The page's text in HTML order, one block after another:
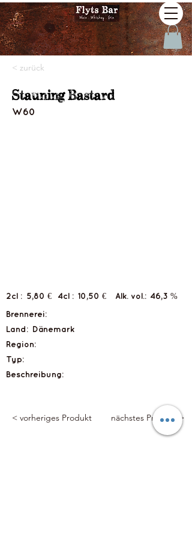
< zurück
Stauning Bastard
W60
2cl : 5,80 € 4cl : Alk. vol.: 46,3 %
10,50 €
Brennerei:
Land:
Dänemark
Region:
Typ:
Beschreibung:
< vorheriges Produkt nächstes Produkt >